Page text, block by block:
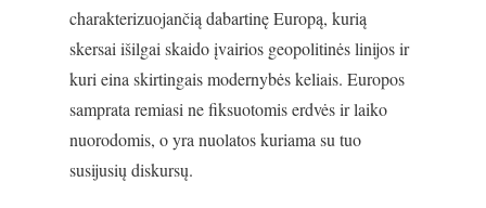
charakterizuojančią dabartinę Europą, kurią
skersai išilgai skaido įvairios geopolitinės linijos ir
kuri eina skirtingais modernybės keliais. Europos
samprata remiasi ne fiksuotomis erdvės ir laiko
nuorodomis, o yra nuolatos kuriama su tuo
susijusių diskursų.